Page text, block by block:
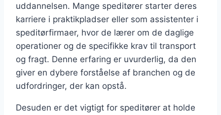
uddannelsen. Mange speditører starter deres
karriere i praktikpladser eller som assistenter i
speditørfirmaer, hvor de lærer om de daglige
operationer og de specifikke krav til transport
og fragt. Denne erfaring er uvurderlig, da den
giver en dybere forståelse af branchen og de
udfordringer, der kan opstå.
Desuden er det vigtigt for speditører at holde